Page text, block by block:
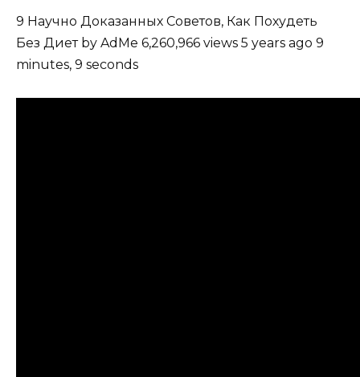
9 Научно Доказанных Советов, Как Похудеть
Без Диет by AdMe 6,260,966 views 5 years ago 9
minutes, 9 seconds